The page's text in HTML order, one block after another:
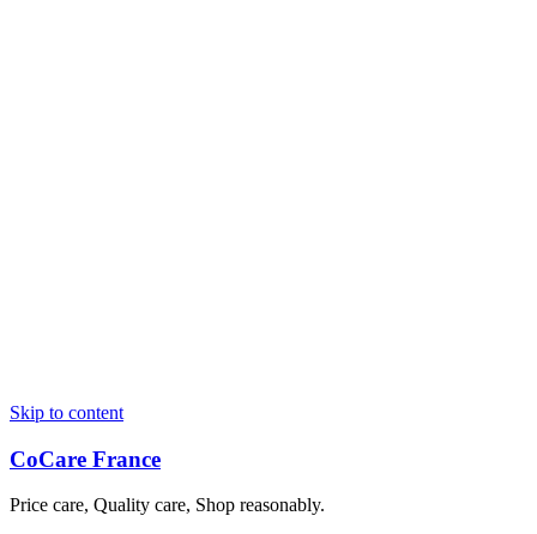
Skip to content
CoCare France
Price care, Quality care, Shop reasonably.